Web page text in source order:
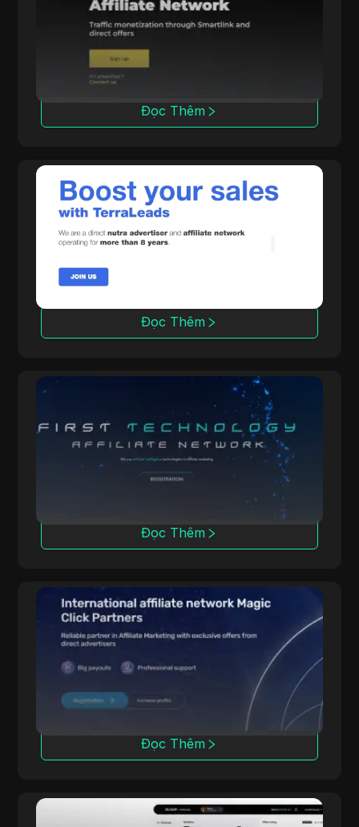
toán hàng ngày và các công cụ cho các chiến
dịch đa ngành.
Đọc Thêm
TerraLeads
Là một nhà quảng cáo Thực phẩm chức năng
trực tiếp và mạng lưới CPA hoạt động trong 8
năm, TerraLeads cung cấp hơn 3000 ưu đãi
tưởng.
Đọc Thêm
OpenAFF sử dụng trí tuệ nhân tạo để tăng
cường tỷ lệ chuyển đổi lưu lượng truy cập.
Nó cung cấp các giao dịch CPA, CPL và CRG
và hỗ trợ các chiến dịch tại hơn 100 quốc gia.
Đọc Thêm
Magic Click
Magic Click hợp tác với hơn 10,000 affiliate,
cung cấp hơn 500 sản phẩm iGaming thông
qua các mối quan hệ đối tác mạnh mẽ.
Đọc Thêm
Dr.cash